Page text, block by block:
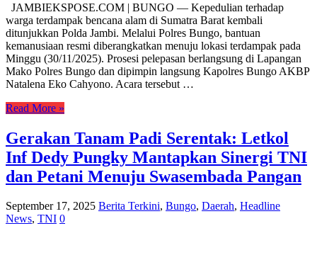
JAMBIEKSPOSE.COM | BUNGO — Kepedulian terhadap
warga terdampak bencana alam di Sumatra Barat kembali
ditunjukkan Polda Jambi. Melalui Polres Bungo, bantuan
kemanusiaan resmi diberangkatkan menuju lokasi terdampak pada
Minggu (30/11/2025). Prosesi pelepasan berlangsung di Lapangan
Mako Polres Bungo dan dipimpin langsung Kapolres Bungo AKBP
Natalena Eko Cahyono. Acara tersebut …
Read More »
Gerakan Tanam Padi Serentak: Letkol
Inf Dedy Pungky Mantapkan Sinergi TNI
dan Petani Menuju Swasembada Pangan
September 17, 2025 Berita Terkini, Bungo, Daerah, Headline
News, TNI 0